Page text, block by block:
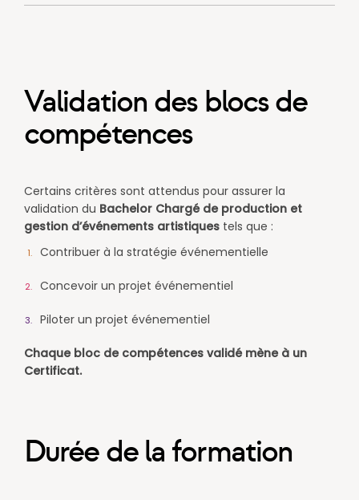
Validation des blocs de
compétences
Certains critères sont attendus pour assurer la
validation du Bachelor Chargé de production et
gestion d’événements artistiques tels que :
Contribuer à la stratégie événementielle
Concevoir un projet événementiel
Piloter un projet événementiel
Chaque bloc de compétences validé mène à un
Certificat.
Durée de la formation